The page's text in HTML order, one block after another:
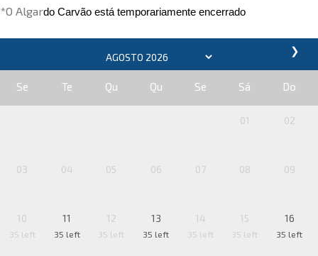
*O Algardo Carvão está temporariamente encerrado
❯
Se Te Qu Qu Se Sá Do
01 02
03 04 05 06 07 08 09
10
35 left
11
35 left
12
35 left
13
35 left
14
35 left
15
35 left
16
35 left